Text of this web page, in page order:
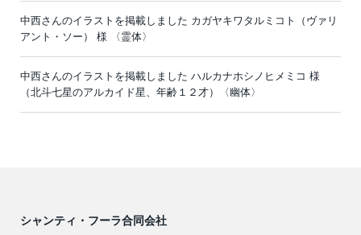
中西さんのイラストを掲載しました カガヤキワタルミコト（ヴァリ
アント・ソー） 様 〈霊体〉
中西さんのイラストを掲載しました ハルカナホシノヒメミコ 様
（北斗七星のアルカイド星、年齢１２才）〈幽体〉
シャンティ・フーラ合同会社